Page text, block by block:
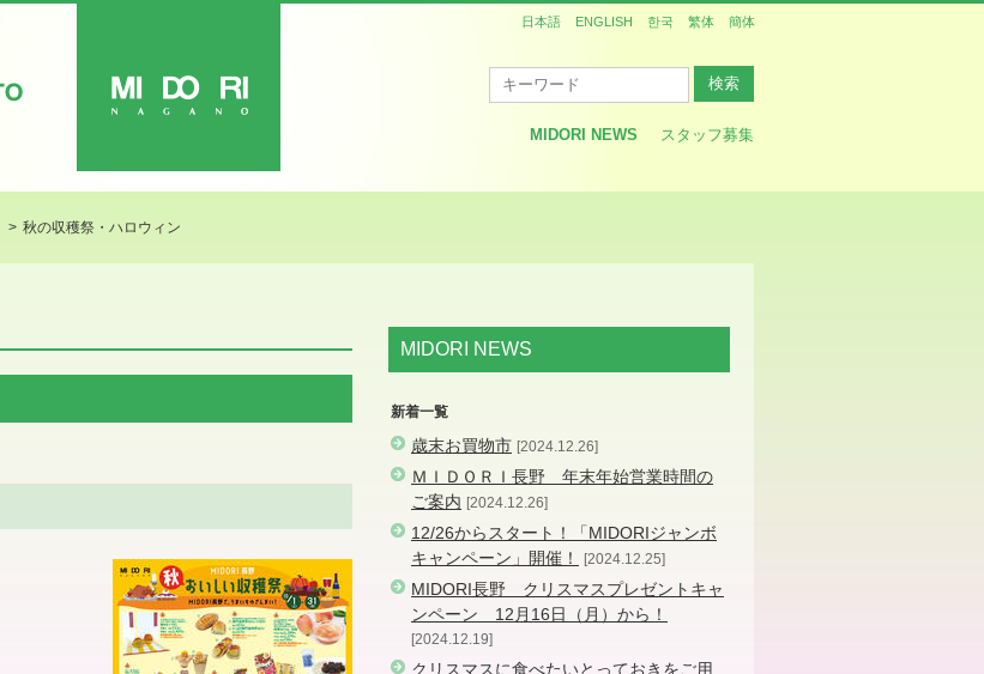
MIDORI NEWS
スタッフ募集
日本語 ENGLISH 한국 繁体 簡体
秋の収穫祭・ハロウィン
MIDORI NEWS
新着一覧
歳末お買物市 2024.12.26
ＭＩＤＯＲＩ長野 年末年始営業時間の
ご案内 2024.12.26
12/26からスタート！「MIDORIジャンボ
キャンペーン」開催！
2024.12.25
MIDORI長野 クリスマスプレゼントキャ
ンペーン 12月16日（月）から！
2024.12.19
クリスマスに食べたいとっておきをご用